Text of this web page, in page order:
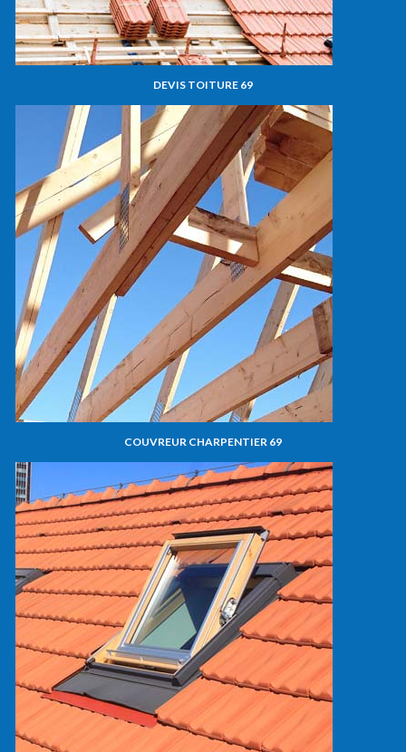
DEVIS TOITURE 69
COUVREUR CHARPENTIER 69